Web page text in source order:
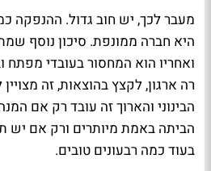
מעבר לכך, יש חוב גדול. ההנפקה
היא חברה ממונפת. סיכון נוסף
ואחריו הוא המחסור בעובדי מפתח
רה ארגון, לקצץ בהוצאות, זה
הבינוני והארוך זה עובד רק אם
הביתה באמת מיותרים ורק אם יש
בעוד כמה רבעונים טובים.